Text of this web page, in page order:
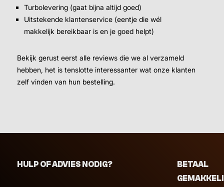
Turbolevering (gaat bijna altijd goed)
Uitstekende klantenservice (eentje die wél
makkelijk bereikbaar is en je goed helpt)
Bekijk gerust eerst alle reviews die we al verzameld
hebben, het is tenslotte interessanter wat onze klanten
zelf vinden van hun bestelling.
HULP OF ADVIES NODIG?
BETAAL